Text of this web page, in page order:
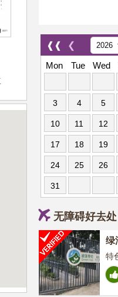
❰❰ ❮
Mon
Tue Wed
3 4 5
10 11 12
17 18 19
24 25 26
31
无障碍好去处
绿
特